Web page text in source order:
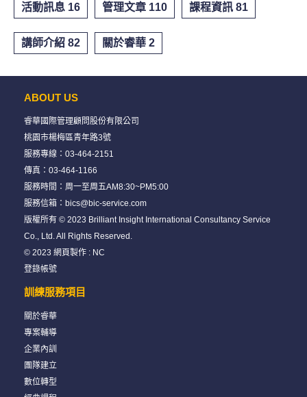
活動訊息 16 管理文章 110 課程資訊 81
講師介紹 82 關於睿華 2
ABOUT US
睿華國際管理顧問股份有限公司
桃園市楊梅區青年路3號
服務專線： 03-464-2151
傳真：03-464-1166
服務時間：周一至周五AM8:30~PM5:00
服務信箱： bics@bic-service.com
版權所有 © 2023 Brilliant Insight International Consultancy Service
Co., Ltd. All Rights Reserved.
© 2023 網頁製作 : NC
登錄帳號
訓練服務項目
關於睿華
專案輔導
企業內訓
團隊建立
數位轉型